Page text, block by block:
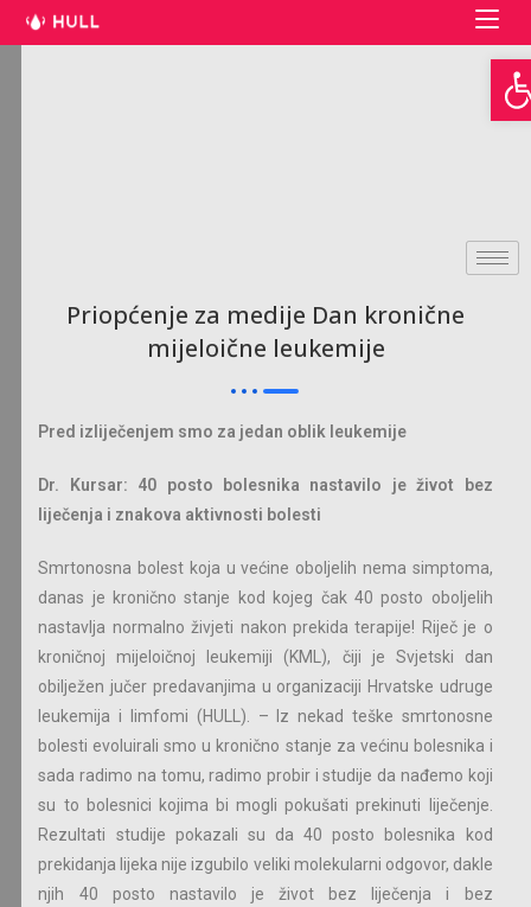
Open toolbar
Priopćenje za medije Dan kronične
mijeloične leukemije
Pred izliječenjem smo za jedan oblik leukemije
Dr. Kursar: 40 posto bolesnika nastavilo je život bez
liječenja i znakova aktivnosti bolesti
Smrtonosna bolest koja u većine oboljelih nema simptoma,
danas je kronično stanje kod kojeg čak 40 posto oboljelih
nastavlja normalno živjeti nakon prekida terapije! Riječ je o
kroničnoj mijeloičnoj leukemiji (KML), čiji je Svjetski dan
obilježen jučer predavanjima u organizaciji Hrvatske udruge
leukemija i limfomi (HULL). – Iz nekad teške smrtonosne
bolesti evoluirali smo u kronično stanje za većinu bolesnika i
sada radimo na tomu, radimo probir i studije da nađemo koji
su to bolesnici kojima bi mogli pokušati prekinuti liječenje.
Rezultati studije pokazali su da 40 posto bolesnika kod
prekidanja lijeka nije izgubilo veliki molekularni odgovor, dakle
njih 40 posto nastavilo je život bez liječenja i bez